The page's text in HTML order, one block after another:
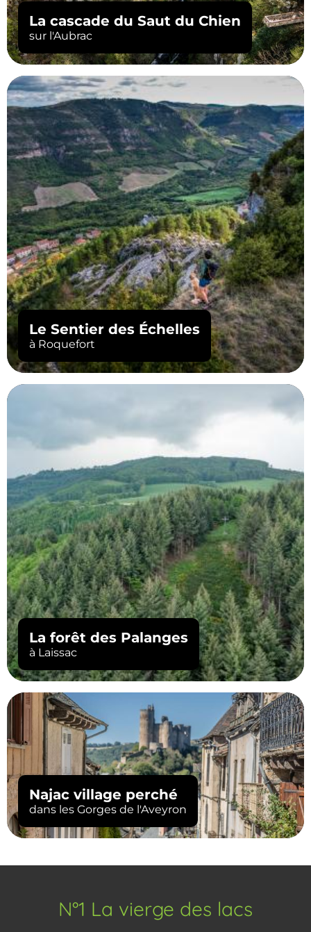
La cascade du Saut du Chien
sur l'Aubrac
Le Sentier des Échelles
à Roquefort
La forêt des Palanges
à Laissac
Najac village perché
dans les Gorges de l'Aveyron
N°1 La vierge des lacs